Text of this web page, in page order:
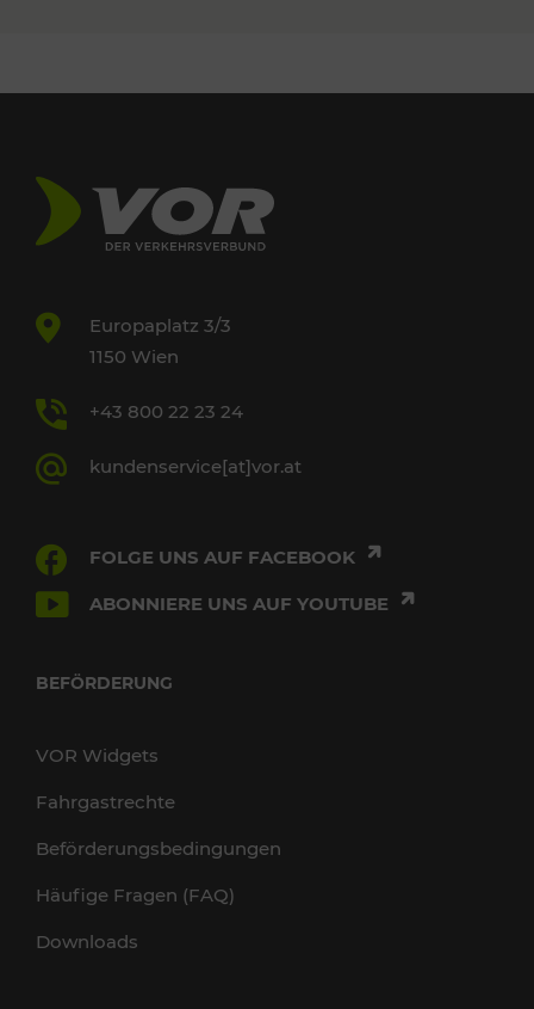
Europaplatz 3/3
1150 Wien
+43 800 22 23 24
kundenservice[at]vor.at
FOLGE UNS AUF FACEBOOK
ABONNIERE UNS AUF YOUTUBE
BEFÖRDERUNG
VOR Widgets
Fahrgastrechte
Beförderungsbedingungen
Häufige Fragen (FAQ)
Downloads